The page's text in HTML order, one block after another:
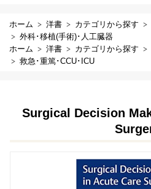
ホーム 洋書 カテゴリから探す
外科･移植(手術)･人工臓器
ホーム
洋書 カテゴリから探す
救急･重篤･CCU･ICU
Surgical Decision